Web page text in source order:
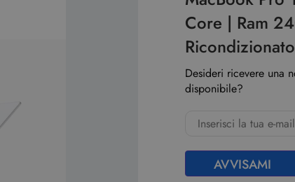
Core | Ram
Ricondizionato
Desideri ricevere una
disponibile?
AVVISAMI